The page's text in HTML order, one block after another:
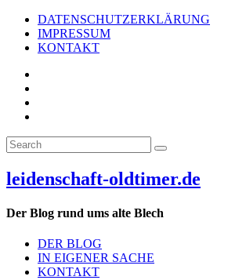
Skip
content
DATENSCHUTZERKLÄRUNG
IMPRESSUM
KONTAKT
Search
for:
Suchen
leidenschaft-oldtimer.de
Der Blog rund ums alte Blech
DER BLOG
IN EIGENER SACHE
KONTAKT